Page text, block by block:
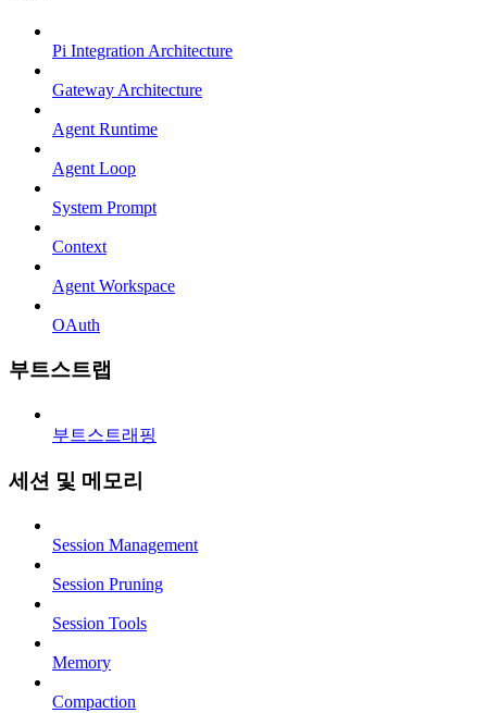
Pi Integration Architecture
Gateway Architecture
Agent Runtime
Agent Loop
System Prompt
Context
Agent Workspace
OAuth
부트스트랩
부트스트래핑
세션 및 메모리
Session Management
Session Pruning
Session Tools
Memory
Compaction